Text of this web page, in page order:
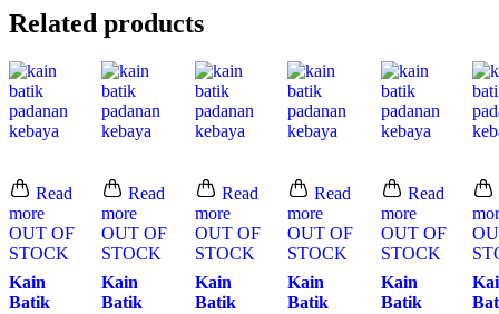
Related products
Read
more
OUT OF
STOCK
Kain
Batik
Read
more
OUT OF
STOCK
Kain
Batik
Read
more
OUT OF
STOCK
Kain
Batik
Read
more
OUT OF
STOCK
Kain
Batik
Read
more
OUT OF
STOCK
Kain
Batik